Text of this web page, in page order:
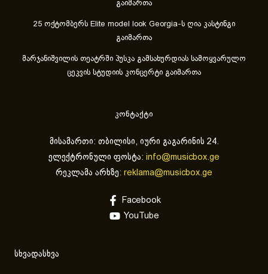
გაიმართა
25 ოქტომბერს Elite model look Georgia-ს ღია კასტინგი
გაიმართა
მარჯანიშვილის თეატრში პუსკა გამსახურდიას სამოყვარულო
ცეკვის სტუდიის კონცერტი გაიმართა
კონტაქტი
მისამართი: თბილისი, იური გაგარინის 24.
ელექტრონული ფოსტა: info@musicbox.ge
რეკლამა არხზე: reklama@musicbox.ge
Facebook
YouTube
სხვადასხვა